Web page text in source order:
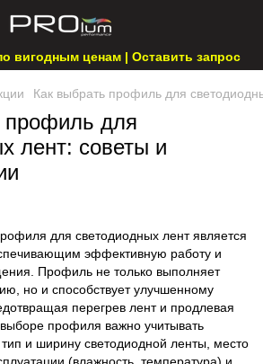
вигодным ценам | Оставить запрос
Как выбрать профиль для
профиль для
лент: советы и
для светодиодных лент является
эффективную работу и
Профиль не только выполняет
но и способствует улучшенному
перегрев лент и продлевая
профиля важно учитывать
и ширину светодиодной ленты, место